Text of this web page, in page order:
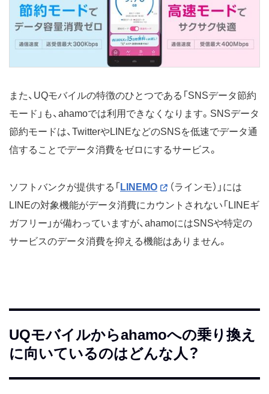
また、UQモバイルの特徴のひとつである「SNSデータ節約
モード」も、ahamoでは利用できなくなります。SNSデータ
節約モードは、TwitterやLINEなどのSNSを低速でデータ通
信することでデータ消費をゼロにするサービス。
ソフトバンクが提供する「 LINEMO
（ラインモ）」には
LINEの対象機能がデータ消費にカウントされない「LINEギ
ガフリー」が備わっていますが、ahamoにはSNSや特定の
サービスのデータ消費を抑える機能はありません。
UQモバイルからahamoへの乗り換え
に向いているのはどんな人？